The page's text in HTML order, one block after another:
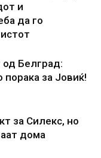
и
да го
Белград:
порака за Јовиќ!
за Силекс, но
дома